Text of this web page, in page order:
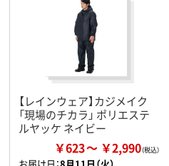
【レインウェア】カジメイク
「現場のチカラ」 ポリエステ
ルヤッケ ネイビー
￥623 ￥2,990